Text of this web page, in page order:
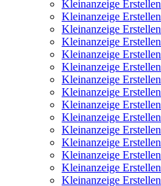
Kleinanzeige Erstellen
Kleinanzeige Erstellen
Kleinanzeige Erstellen
Kleinanzeige Erstellen
Kleinanzeige Erstellen
Kleinanzeige Erstellen
Kleinanzeige Erstellen
Kleinanzeige Erstellen
Kleinanzeige Erstellen
Kleinanzeige Erstellen
Kleinanzeige Erstellen
Kleinanzeige Erstellen
Kleinanzeige Erstellen
Kleinanzeige Erstellen
Kleinanzeige Erstellen